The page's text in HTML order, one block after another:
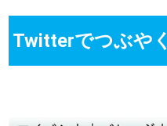
Twitterでつぶやく